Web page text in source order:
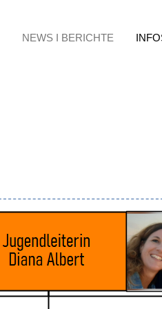
NEWS I BERICHTE